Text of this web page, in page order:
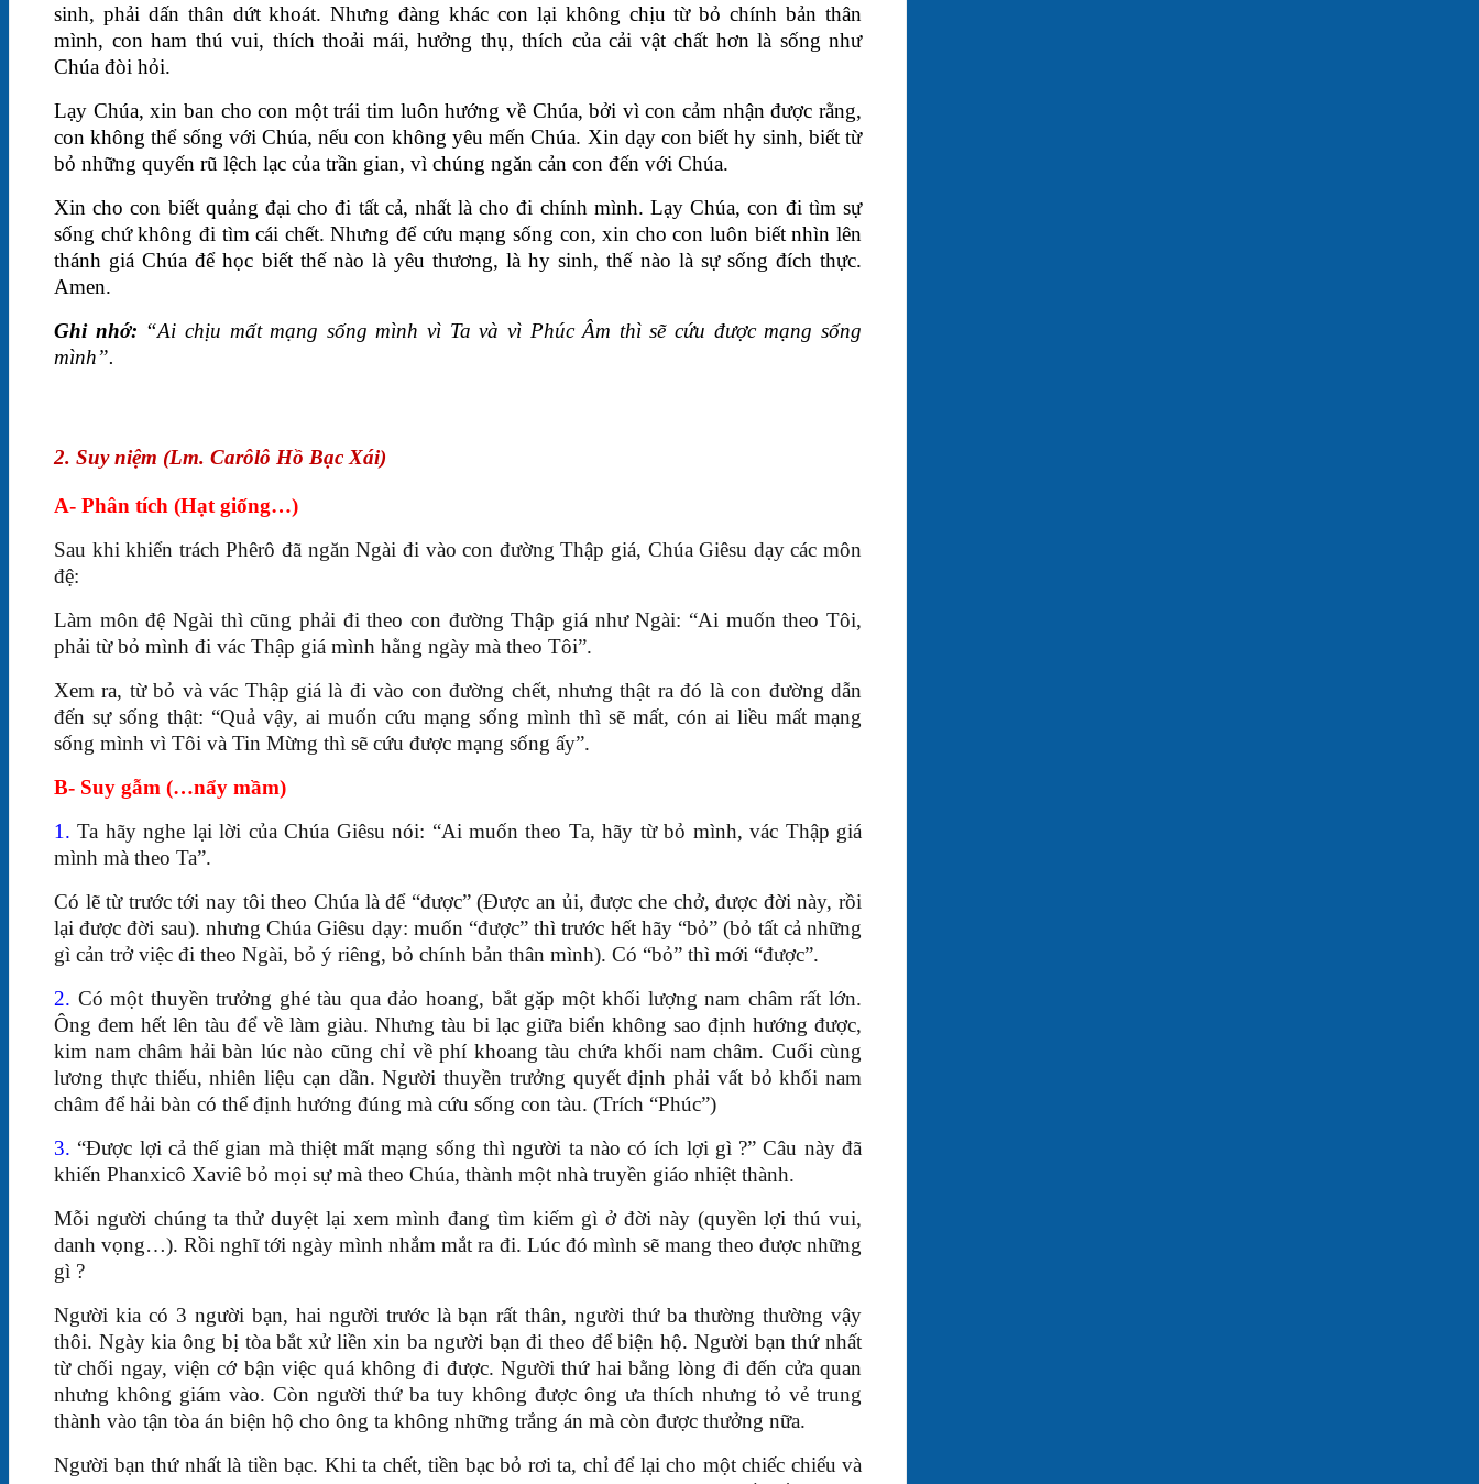
sinh, phải dấn thân dứt khoát. Nhưng đàng khác con lại không chịu từ bỏ chính bản thân
mình, con ham thú vui, thích thoải mái, hưởng thụ, thích của cải vật chất hơn là sống như
Chúa đòi hỏi.
Lạy Chúa, xin ban cho con một trái tim luôn hướng về Chúa, bởi vì con cảm nhận được rằng,
con không thể sống với Chúa, nếu con không yêu mến Chúa. Xin dạy con biết hy sinh, biết từ
bỏ những quyến rũ lệch lạc của trần gian, vì chúng ngăn cản con đến với Chúa.
Xin cho con biết quảng đại cho đi tất cả, nhất là cho đi chính mình. Lạy Chúa, con đi tìm sự
sống chứ không đi tìm cái chết. Nhưng để cứu mạng sống con, xin cho con luôn biết nhìn lên
thánh giá Chúa để học biết thế nào là yêu thương, là hy sinh, thế nào là sự sống đích thực.
Amen.
Ghi nhớ: “Ai chịu mất mạng sống mình vì Ta và vì Phúc Âm thì sẽ cứu được mạng sống
mình”.
2. Suy niệm (Lm. Carôlô Hồ Bạc Xái)
A- Phân tích (Hạt giống…)
Sau khi khiển trách Phêrô đã ngăn Ngài đi vào con đường Thập giá, Chúa Giêsu dạy các môn
đệ:
Làm môn đệ Ngài thì cũng phải đi theo con đường Thập giá như Ngài: “Ai muốn theo Tôi,
phải từ bỏ mình đi vác Thập giá mình hằng ngày mà theo Tôi”.
Xem ra, từ bỏ và vác Thập giá là đi vào con đường chết, nhưng thật ra đó là con đường dẫn
đến sự sống thật: “Quả vậy, ai muốn cứu mạng sống mình thì sẽ mất, cón ai liều mất mạng
sống mình vì Tôi và Tin Mừng thì sẽ cứu được mạng sống ấy”.
B- Suy gẫm (…nẩy mầm)
1. Ta hãy nghe lại lời của Chúa Giêsu nói: “Ai muốn theo Ta, hãy từ bỏ mình, vác Thập giá
mình mà theo Ta”.
Có lẽ từ trước tới nay tôi theo Chúa là để “được” (Được an ủi, được che chở, được đời này, rồi
lại được đời sau). nhưng Chúa Giêsu dạy: muốn “được” thì trước hết hãy “bỏ” (bỏ tất cả những
gì cản trở việc đi theo Ngài, bỏ ý riêng, bỏ chính bản thân mình). Có “bỏ” thì mới “được”.
2. Có một thuyền trưởng ghé tàu qua đảo hoang, bắt gặp một khối lượng nam châm rất lớn.
Ông đem hết lên tàu để về làm giàu. Nhưng tàu bi lạc giữa biển không sao định hướng được,
kim nam châm hải bàn lúc nào cũng chỉ về phí khoang tàu chứa khối nam châm. Cuối cùng
lương thực thiếu, nhiên liệu cạn dần. Người thuyền trưởng quyết định phải vất bỏ khối nam
châm để hải bàn có thể định hướng đúng mà cứu sống con tàu. (Trích “Phúc”)
3. “Được lợi cả thế gian mà thiệt mất mạng sống thì người ta nào có ích lợi gì ?” Câu này đã
khiến Phanxicô Xaviê bỏ mọi sự mà theo Chúa, thành một nhà truyền giáo nhiệt thành.
Mỗi người chúng ta thử duyệt lại xem mình đang tìm kiếm gì ở đời này (quyền lợi thú vui,
danh vọng…). Rồi nghĩ tới ngày mình nhắm mắt ra đi. Lúc đó mình sẽ mang theo được những
gì ?
Người kia có 3 người bạn, hai người trước là bạn rất thân, người thứ ba thường thường vậy
thôi. Ngày kia ông bị tòa bắt xử liền xin ba người bạn đi theo để biện hộ. Người bạn thứ nhất
từ chối ngay, viện cớ bận việc quá không đi được. Người thứ hai bằng lòng đi đến cửa quan
nhưng không giám vào. Còn người thứ ba tuy không được ông ưa thích nhưng tỏ vẻ trung
thành vào tận tòa án biện hộ cho ông ta không những trắng án mà còn được thưởng nữa.
Người bạn thứ nhất là tiền bạc. Khi ta chết, tiền bạc bỏ rơi ta, chỉ để lại cho một chiếc chiếu và